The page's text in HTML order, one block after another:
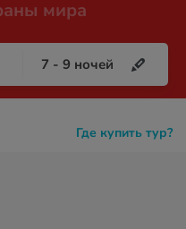
мира
7 - 9 ночей
Где купить тур?